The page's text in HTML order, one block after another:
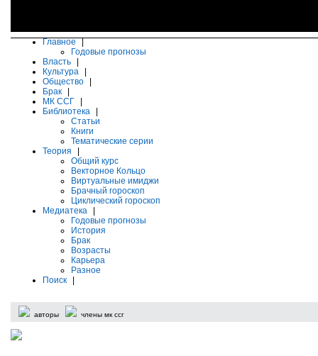
Главное
Годовые прогнозы
Власть
Культура
Общество
Брак
МК ССГ
Библиотека
Статьи
Книги
Тематические серии
Теория
Общий курс
Векторное Кольцо
Виртуальные имиджи
Брачный гороскоп
Циклический гороскоп
Медиатека
Годовые прогнозы
История
Брак
Возрасты
Карьера
Разное
Поиск
авторы члены мк ссг